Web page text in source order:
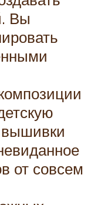
Вы
от совсем